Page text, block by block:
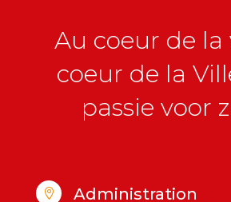
Au coeur de la
coeur de la
passie voor
 Administration